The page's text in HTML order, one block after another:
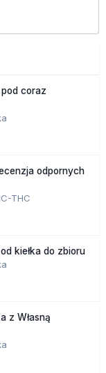
coraz
odpornych
THC
kiełka do zbioru
z Własną